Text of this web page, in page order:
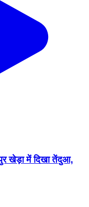
खेड़ा में दिखा तेंदुआ,